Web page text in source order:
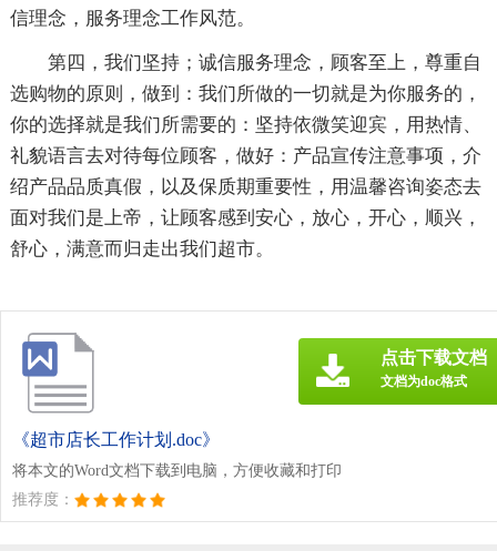
信理念，服务理念工作风范。
第四，我们坚持；诚信服务理念，顾客至上，尊重自
选购物的原则，做到：我们所做的一切就是为你服务的，
你的选择就是我们所需要的：坚持依微笑迎宾，用热情、
礼貌语言去对待每位顾客，做好：产品宣传注意事项，介
绍产品品质真假，以及保质期重要性，用温馨咨询姿态去
面对我们是上帝，让顾客感到安心，放心，开心，顺兴，
舒心，满意而归走出我们超市。
《超市店长工作计划.doc》
将本文的Word文档下载到电脑，方便收藏和打印
推荐度：
点击下载文档
文档为doc格式